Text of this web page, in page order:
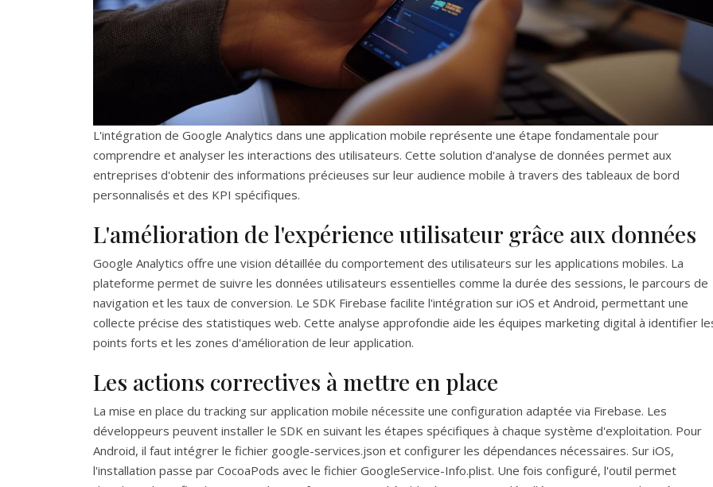
L'intégration de Google Analytics dans une application mobile représente une étape fondamentale pour
comprendre et analyser les interactions des utilisateurs. Cette solution d'analyse de données permet aux
entreprises d'obtenir des informations précieuses sur leur audience mobile à travers des tableaux de bord
personnalisés et des KPI spécifiques.
L'amélioration de l'expérience utilisateur grâce aux données
Google Analytics offre une vision détaillée du comportement des utilisateurs sur les applications mobiles. La
plateforme permet de suivre les données utilisateurs essentielles comme la durée des sessions, le parcours de
navigation et les taux de conversion. Le SDK Firebase facilite l'intégration sur iOS et Android, permettant une
collecte précise des statistiques web. Cette analyse approfondie aide les équipes marketing digital à identifier
points forts et les zones d'amélioration de leur application.
Les actions correctives à mettre en place
La mise en place du tracking sur application mobile nécessite une configuration adaptée via Firebase. Les
développeurs peuvent installer le SDK en suivant les étapes spécifiques à chaque système d'exploitation. Pour
Android, il faut intégrer le fichier google-services.json et configurer les dépendances nécessaires. Sur iOS,
l'installation passe par CocoaPods avec le fichier GoogleService-Info.plist. Une fois configuré, l'outil permet